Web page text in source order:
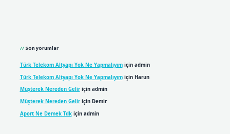
Son yorumlar
Türk Telekom Altyapı Yok Ne Yapmalıyımiçin admin
Türk Telekom Altyapı Yok Ne Yapmalıyımiçin Harun
Müşterek Nereden Geliriçin admin
Müşterek Nereden Geliriçin Demir
Aport Ne Demek Tdkiçin admin